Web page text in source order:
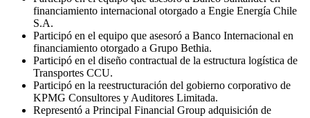
financiamiento internacional otorgado a Engie Energía Chile
S.A.
Participó en el equipo que asesoró a Banco Internacional en
financiamiento otorgado a Grupo Bethia.
Participó en el diseño contractual de la estructura logística de
Transportes CCU.
Participó en la reestructuración del gobierno corporativo de
KPMG Consultores y Auditores Limitada.
Representó a Principal Financial Group adquisición de